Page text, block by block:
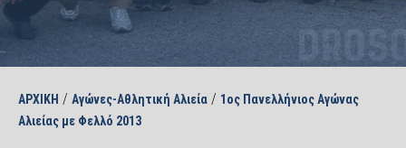
ΑΡΧΙΚΗ / Αγώνες-Αθλητική Αλιεία / 1ος Πανελλήνιος Αγώνας
Αλιείας με Φελλό 2013